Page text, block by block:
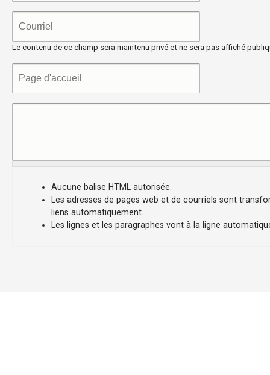
e
u
s
e
Le contenu de ce champ sera maintenu privé et ne sera pas affiché
Aucune balise HTML autorisée.
Les adresses de pages web et de courriels sont
liens automatiquement.
Les lignes et les paragraphes vont à la ligne